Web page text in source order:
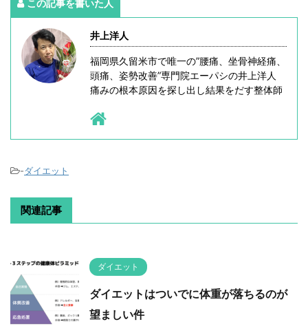
この記事を書いた人
井上洋人
福岡県久留米市で唯一の”腰痛、坐骨神経痛、
頭痛、姿勢改善”専門院エーパシの井上洋人
痛みの根本原因を探し出し結果をだす整体師
-ダイエット
関連記事
ダイエット
ダイエットはついでに体重が落ちるのが
望ましい件